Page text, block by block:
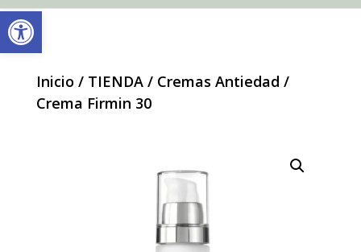
Abrir barra de herramientas
Inicio / TIENDA/ Cremas Antiedad /
Crema Firmin 30